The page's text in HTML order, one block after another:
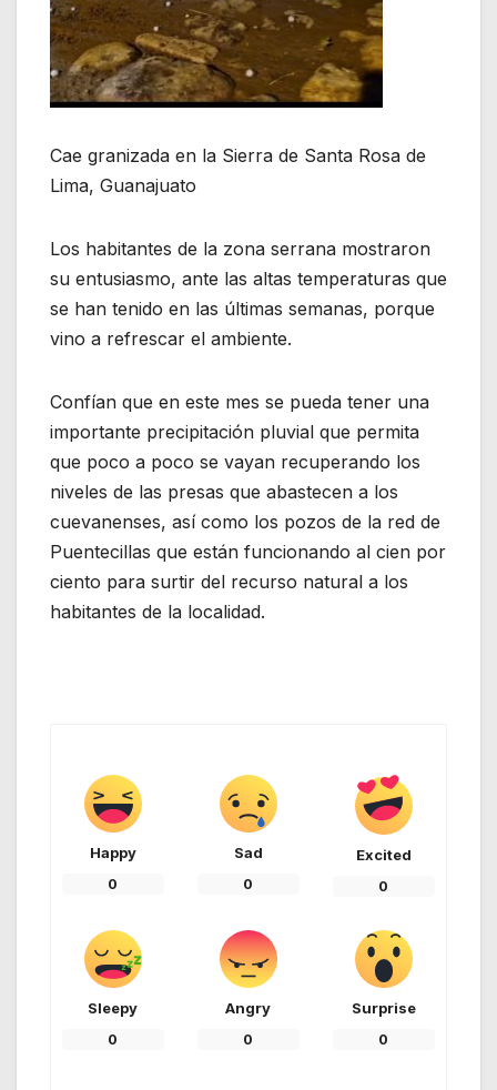
Cae granizada en la Sierra de Santa Rosa de
Lima, Guanajuato
Los habitantes de la zona serrana mostraron
su entusiasmo, ante las altas temperaturas que
se han tenido en las últimas semanas, porque
vino a refrescar el ambiente.
Confían que en este mes se pueda tener una
importante precipitación pluvial que permita
que poco a poco se vayan recuperando los
niveles de las presas que abastecen a los
cuevanenses, así como los pozos de la red de
Puentecillas que están funcionando al cien por
ciento para surtir del recurso natural a los
habitantes de la localidad.
Happy
0
Sad
0
Excited
0
Sleepy
0
Angry
0
Surprise
0